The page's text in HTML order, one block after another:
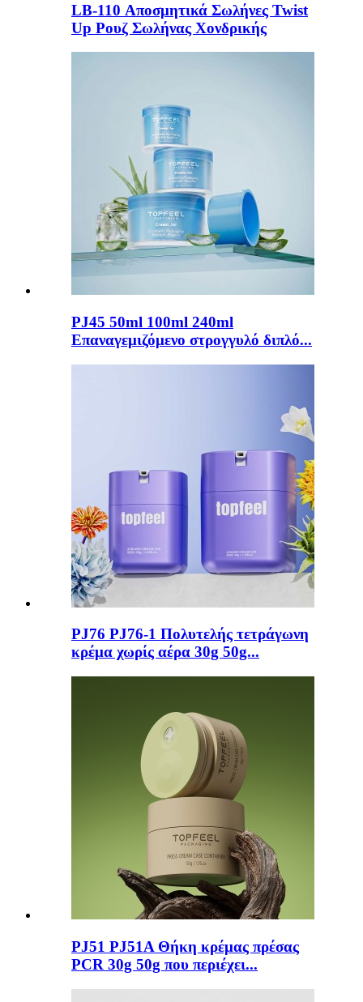
LB-110 Αποσμητικά Σωλήνες Twist
Up Ρουζ Σωλήνας Χονδρικής
PJ45 50ml 100ml 240ml
Επαναγεμιζόμενο στρογγυλό διπλό...
PJ76 PJ76-1 Πολυτελής τετράγωνη
κρέμα χωρίς αέρα 30g 50g...
PJ51 PJ51A Θήκη κρέμας πρέσας
PCR 30g 50g που περιέχει...